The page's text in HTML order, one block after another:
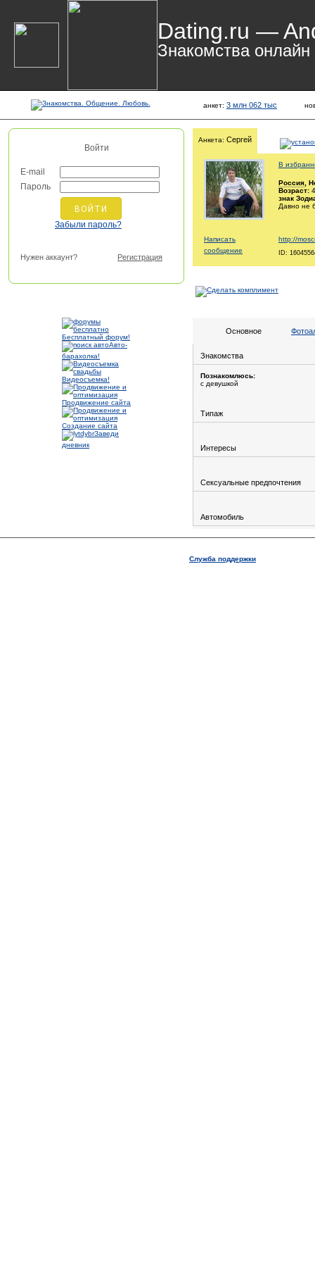
Dating.ru —
Знакомства онлайн
анкет: 3 млн 062 тыс
Войти
E-mail
Пароль
Забыли пароль?
Нужен аккаунт? Регистрация
Бесплатный форум!
Авто-
барахолка!
Видеосъемка!
Продвижение сайта
Создание сайта
Заведи
дневник
Анкета: Сергей
В
Россия ,
Возраст:
знак
Давно не
Написать
сообщение
http://
ID:
Основное
Знакомства
Познакомлюсь:
с девушкой
Типаж
Интересы
Сексуальные предпочтения
Автомобиль
Служба поддержки